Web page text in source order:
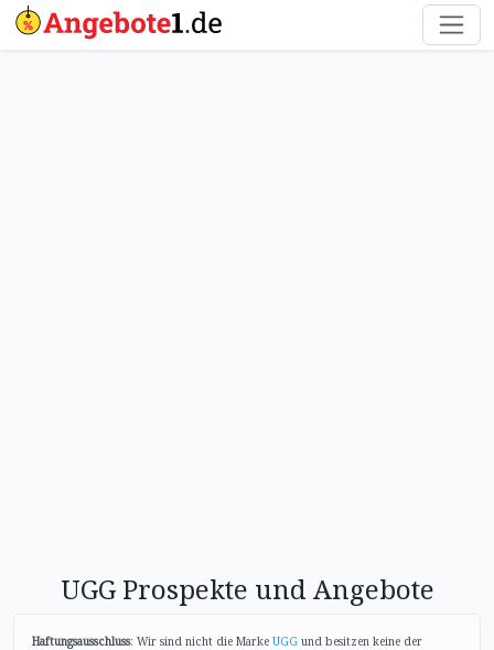
UGG Prospekte und Angebote
Haftungsausschluss: Wir sind nicht die Marke UGG und besitzen keine der